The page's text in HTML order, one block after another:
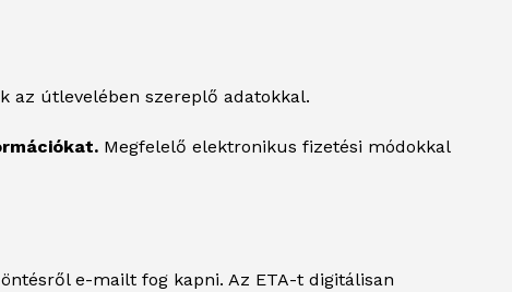
az útlevelében szereplő adatokkal.
Megfelelő elektronikus fizetési módokkal
e-mailt fog kapni. Az ETA-t digitálisan